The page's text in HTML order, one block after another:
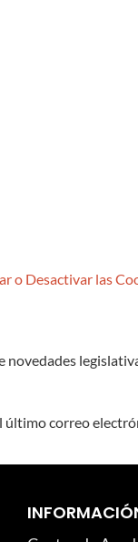
o Desactivar las
novedades
último correo